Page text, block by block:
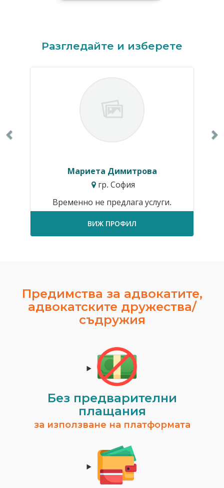
Разгледайте и изберете
Мариета Димитрова
гр. София
Временно не предлага услуги.
ВИЖ ПРОФИЛ
Предимства за адвокатите,
адвокатските дружества/
съдружия
Без предварителни
плащания
за използване на платформата